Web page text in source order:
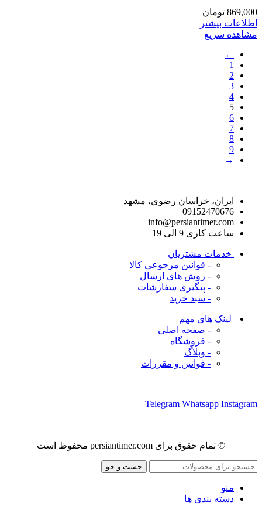
869,000 تومان
اطلاعات بیشتر
مشاهده سریع
←
1
2
3
4
5
6
7
8
9
→
ایران، خراسان رضوی، مشهد
09152470676
info@persiantimer.com
ساعت کاری 9 الی 19
خدمات مشتریان
- قوانین مرجوعی کالا
- روش های ارسال
- پیگیری سفارشات
- سبد خرید
لینک های مهم
- صفحه اصلی
- فروشگاه
- وبلاگ
- قوانین و مقررات
Telegram Whatsapp Instagram
© تمام حقوق برای persiantimer.com محفوظ است
جست و جو
منو
دسته بندی ها